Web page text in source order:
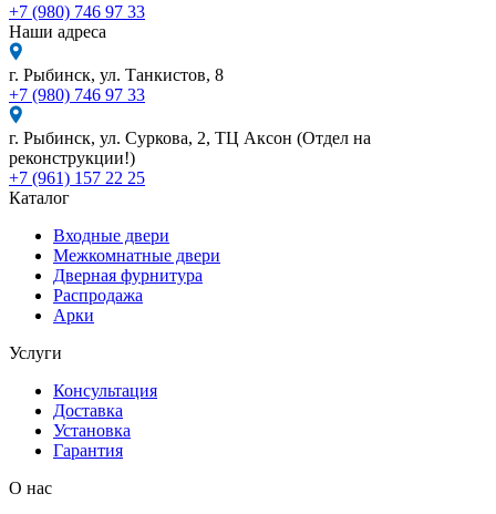
+7 (980) 746 97 33
Наши адреса
г. Рыбинск, ул. Танкистов, 8
+7 (980) 746 97 33
г. Рыбинск, ул. Суркова, 2, ТЦ Аксон (Отдел на
реконструкции!)
+7 (961) 157 22 25
Каталог
Входные двери
Межкомнатные двери
Дверная фурнитура
Распродажа
Арки
Услуги
Консультация
Доставка
Установка
Гарантия
О нас